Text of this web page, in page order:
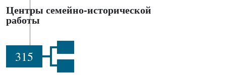
Центры семейно-исторической
работы
315